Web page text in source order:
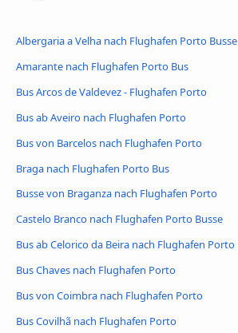
Albergaria a Velha nach Flughafen Porto Busse
Amarante nach Flughafen Porto Bus
Bus Arcos de Valdevez - Flughafen Porto
Bus ab Aveiro nach Flughafen Porto
Bus von Barcelos nach Flughafen Porto
Braga nach Flughafen Porto Bus
Busse von Braganza nach Flughafen Porto
Castelo Branco nach Flughafen Porto Busse
Bus ab Celorico da Beira nach Flughafen Porto
Bus Chaves nach Flughafen Porto
Bus von Coimbra nach Flughafen Porto
Bus Covilhã nach Flughafen Porto